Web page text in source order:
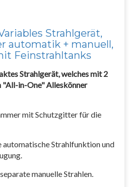
Strahlgerät,
automatik + manuell,
Feinstrahltanks
Strahlgerät, welches mit 2
"All-in-One" Alleskönner
mit Schutzgitter für die
automatische Strahlfunktion und
manuelle Strahlen.